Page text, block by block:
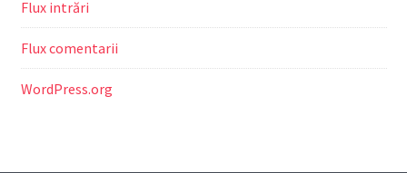
Flux intrări
Flux comentarii
WordPress.org